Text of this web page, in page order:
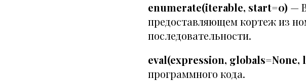
enumerate(iterable, start=0) —
предоставляющем кортеж из
последовательности.
eval(expression, globals=None,
программного кода.